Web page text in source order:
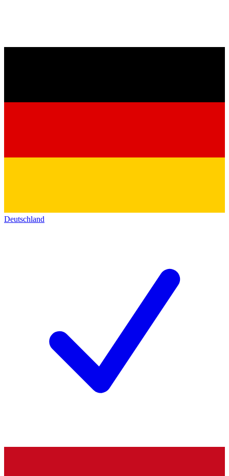
Deutschland